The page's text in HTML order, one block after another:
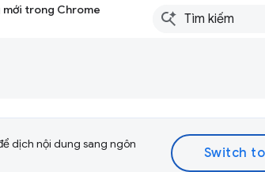
mới trong Chrome
dịch nội dung sang ngôn